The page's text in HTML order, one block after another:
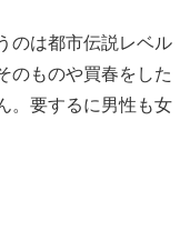
のは都市伝説レベル
のものや買春をした
。要するに男性も女